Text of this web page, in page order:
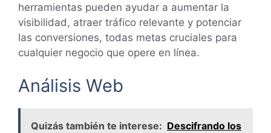
herramientas pueden ayudar a aumentar la
visibilidad, atraer tráfico relevante y potenciar
las conversiones, todas metas cruciales para
cualquier negocio que opere en línea.
Análisis Web
Quizás también te interese: Descifrando los